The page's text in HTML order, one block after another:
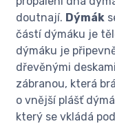
doutnají. Dýmák
částí dýmáku je
dýmáku je
dřevěnými
zábranou, která
o vnější plášť
který se vkládá